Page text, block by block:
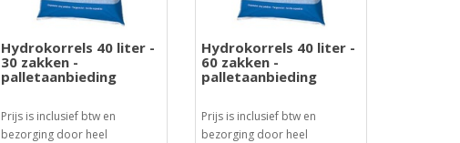
Hydrokorrels 40 liter -
30 zakken -
palletaanbieding
Prijs is inclusief btw en
bezorging door heel
Hydrokorrels 40 liter -
60 zakken -
palletaanbieding
Prijs is inclusief btw en
bezorging door heel